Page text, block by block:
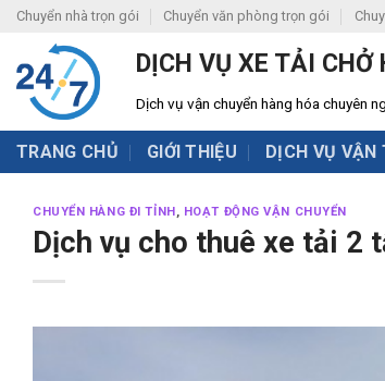
Skip
content
Chuyển nhà trọn gói Chuyển văn phòng trọn gói
DỊCH VỤ XE TẢI
Dịch vụ vận chuyển hàng hóa chuyên
TRANG CHỦ GIỚI THIỆU DỊCH VỤ VẬN
CHUYỂN HÀNG ĐI TỈNH, HOẠT ĐỘNG VẬN CHUYỂN
Dịch vụ cho thuê xe tải 2